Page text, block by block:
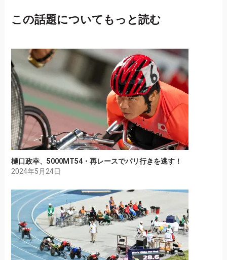
この話題についてもっと読む
樋口政幸、5000MT54・再レースでパリ行きを逃す！
2024年5月24日